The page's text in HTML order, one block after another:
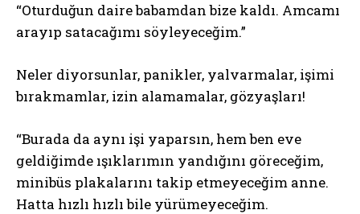
“Oturduğun daire babamdan bize kaldı. Amcamı
arayıp satacağımı söyleyeceğim.”
Neler diyorsunlar, panikler, yalvarmalar, işimi
bırakmamlar, izin alamamalar, gözyaşları!
“Burada da aynı işi yaparsın, hem ben eve
geldiğimde ışıklarımın yandığını göreceğim,
minibüs plakalarını takip etmeyeceğim anne.
Hatta hızlı hızlı bile yürümeyeceğim.